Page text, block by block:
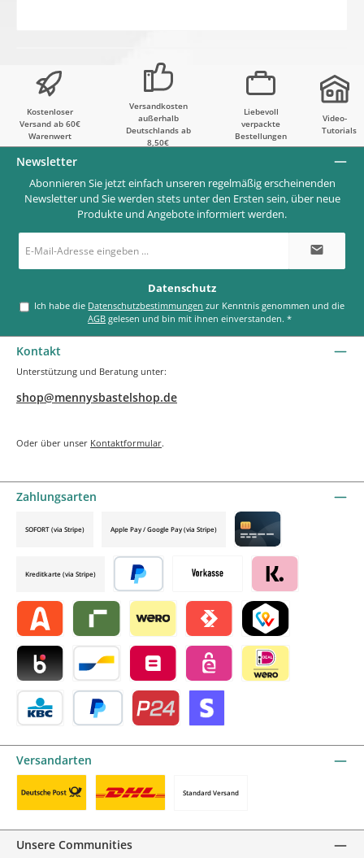
Kostenloser
Versand ab 60€
Warenwert
Versandkosten
außerhalb
Deutschlands ab
8,50€
Liebevoll
verpackte
Bestellungen
Video-
Tutorials
Newsletter
Abonnieren Sie jetzt einfach unseren regelmäßig erscheinenden
Newsletter und Sie werden stets unter den Ersten sein, über neue
Produkte und Angebote informiert werden.
E-
Mail-
*
Datenschutz
Ich habe die Datenschutzbestimmungen
AGB gelesen und bin mit ihnen einverstanden.*
Kontakt
Unterstützung und Beratung unter:
shop@mennysbastelshop.de
Oder über unser Kontaktformular.
Zahlungsarten
Vorkasse Klarna by mollie
Alma by mollieRiverty by mollie
Wero Satispay by mollieTWINT by mollie
Blik by mollieBancontact by mollie
Belfius by mollieeps by mollie
SOFORT (via Stripe) Apple Pay / Google Pay (via Stripe)
Credit card by mollie
Kreditkarte (via Stripe)
Später bezahlen
Versandarten
Standard Versand
Unsere Communities